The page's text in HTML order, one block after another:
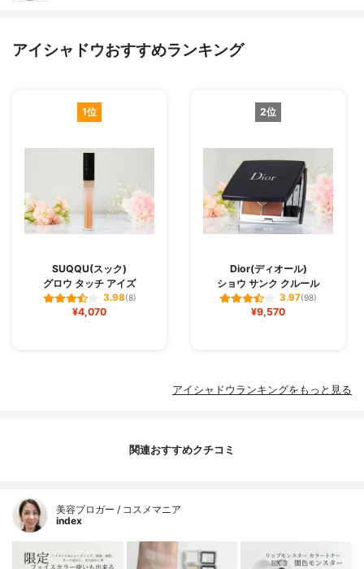
アイシャドウおすすめランキング
1位
SUQQU(スック)
グロウ タッチ アイズ
3.98(8)
¥4,070
2位
Dior(ディオール)
ショウ サンク クルール
3.97(98)
¥9,570
アイシャドウランキングをもっと見る
関連おすすめクチコミ
美容ブロガー / コスメマニア
index